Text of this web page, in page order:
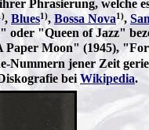
Phrasierung, welche
, Blues1), Bossa Nova1),
"Queen of Jazz"
Moon" (1945),
Nummern jener Zeit
bei Wikipedia.